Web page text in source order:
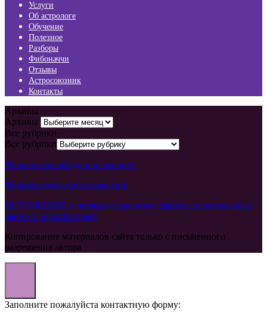
Услуги
Об астрологе
Обучение
Полезное
Разборы
Фибоначчи
Отзывы
Астросоюзник
Контакты
Архивы
Архивы
Все рубрики
Все рубрики
Политика конфиденциальности
Пользовательское соглашение
ПОЛОЖЕНИЕ о порядке хранения и защиты персональных
данных пользователей
Копирование материалов сайта только с письменного
разрешения автора
Заполните пожалуйста контактную форму: